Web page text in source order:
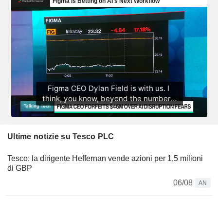
Ultime notizie su Tesco PLC
Tesco: la dirigente Heffernan vende azioni per 1,5 milioni
di GBP
06/08
AN